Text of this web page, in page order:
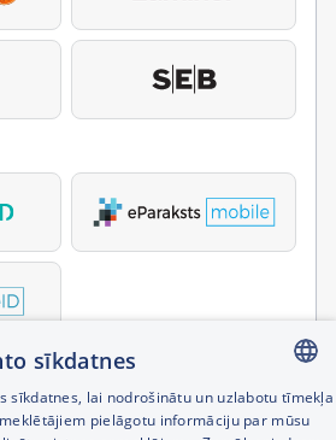
LATVIAN
sīkdatnes
sīkdatnes, lai nodrošinātu un uzlabotu tīmekļa
pielāgotu informāciju par mūsu